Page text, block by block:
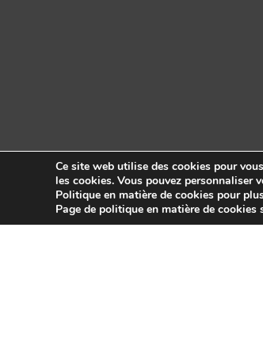
Copyright © 2026 Sidekick
Ce site web utilise des cookies pour
les cookies. Vous pouvez personnaliser
Politique en matière de cookies pour
Page de politique en matière de